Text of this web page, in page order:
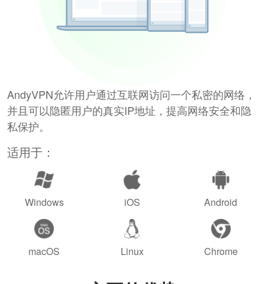
AndyVPN允许用户通过互联网访问一个私密的网络，
并且可以隐匿用户的真实IP地址，提高网络安全和隐
私保护。
适用于：
Windows iOS Android
macOS Linux Chrome